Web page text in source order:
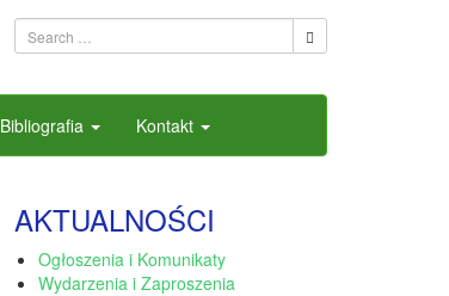
Bibliografia Kontakt
AKTUALNOŚCI
Ogłoszenia i Komunikaty
Wydarzenia i Zaproszenia